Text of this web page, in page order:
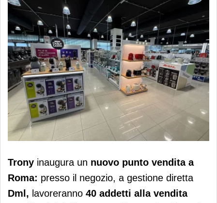
Trony inaugura un punto vendita a
Roma presso il Centro Commerciale
Domus
Trony inaugura un nuovo punto vendita a
Roma: presso il negozio, a gestione diretta
Dml, lavoreranno 40 addetti alla vendita